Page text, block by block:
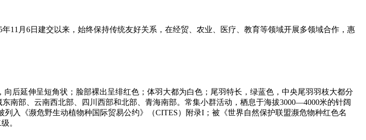
11月6日建交以来，始终保持传统友好关系，在经贸、农业、医疗、教育等领域开展多领域合作，惠
后延伸呈短角状；脸部裸出呈绯红色；体羽大都为白色；尾羽特长，绿蓝色，中央尾羽羽枝大都分
南部、云南西北部、四川西部和北部、青海南部。常集小群活动，栖息于海拔3000—4000米的针阔
列入《濒危野生动植物种国际贸易公约》（CITES）附录I；被《世界自然保护联盟濒危物种红色名
。